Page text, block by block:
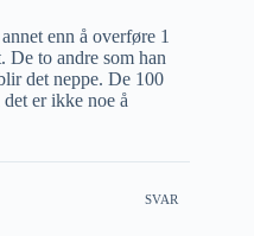
enn å overføre 1
to andre som han
det neppe. De 100
er ikke noe å
SVAR